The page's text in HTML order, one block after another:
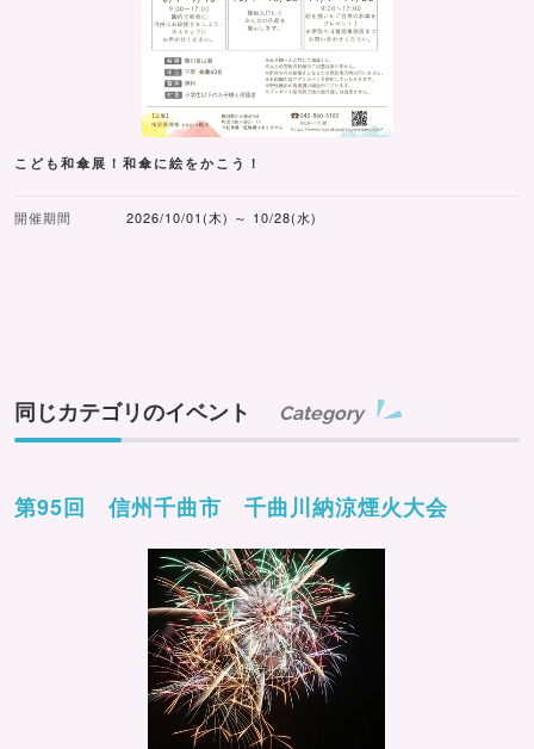
こども和傘展！和傘に絵をかこう！
開催期間 2026/10/01(木) ～ 10/28(水)
同じカテゴリのイベント Category
第95回 信州千曲市 千曲川納涼煙火大会